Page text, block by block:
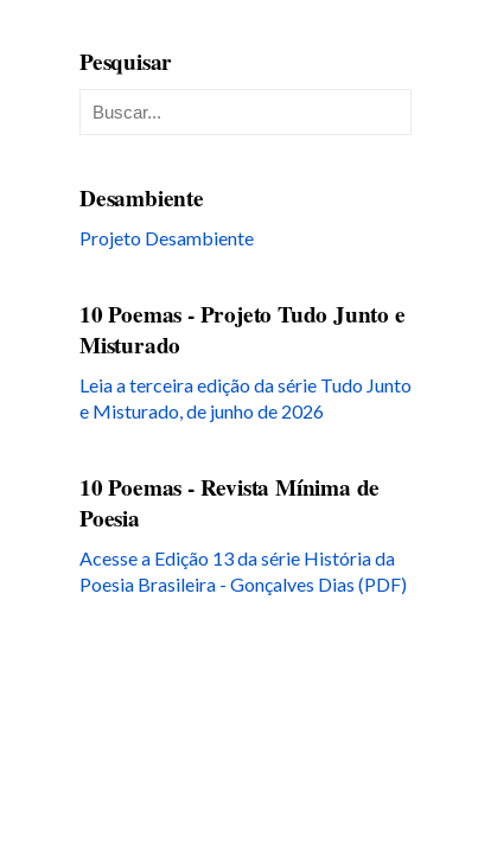
Pesquisar
Desambiente
Projeto Desambiente
10 Poemas - Projeto Tudo Junto e
Misturado
Leia a terceira edição da série Tudo Junto
e Misturado, de junho de 2026
10 Poemas - Revista Mínima de
Poesia
Acesse a Edição 13 da série História da
Poesia Brasileira - Gonçalves Dias (PDF)